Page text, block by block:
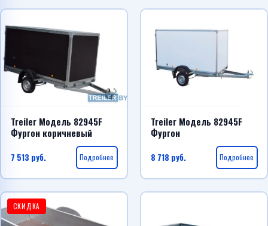
Treiler Модель 82945F
Фургон коричневый
7 513 руб. Подробнее
Treiler Модель 82945F
Фургон
8 718 руб. Подробнее
СКИДКА